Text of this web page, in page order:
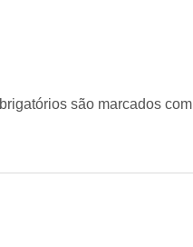
são marcados com